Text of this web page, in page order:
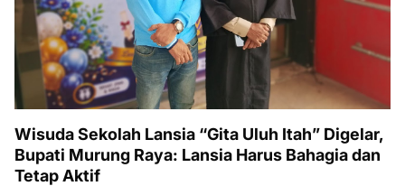
Wisuda Sekolah Lansia “Gita Uluh Itah” Digelar,
Bupati Murung Raya: Lansia Harus Bahagia dan
Tetap Aktif